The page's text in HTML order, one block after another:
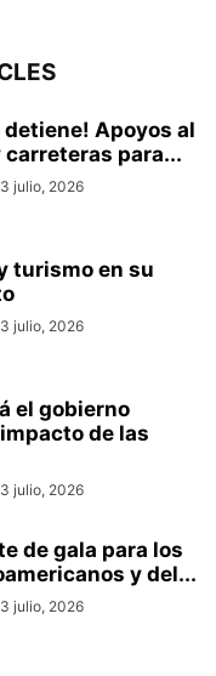
detiene! Apoyos al
carreteras para...
julio, 2026
turismo en su
julio, 2026
el gobierno
de las
julio, 2026
de gala para los
y del...
julio, 2026